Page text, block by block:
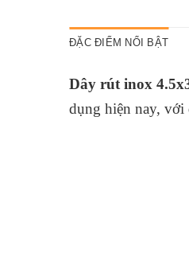
ĐẶC ĐIỂM NỔI BẬT
Dây rút inox
dụng hiện nay, với